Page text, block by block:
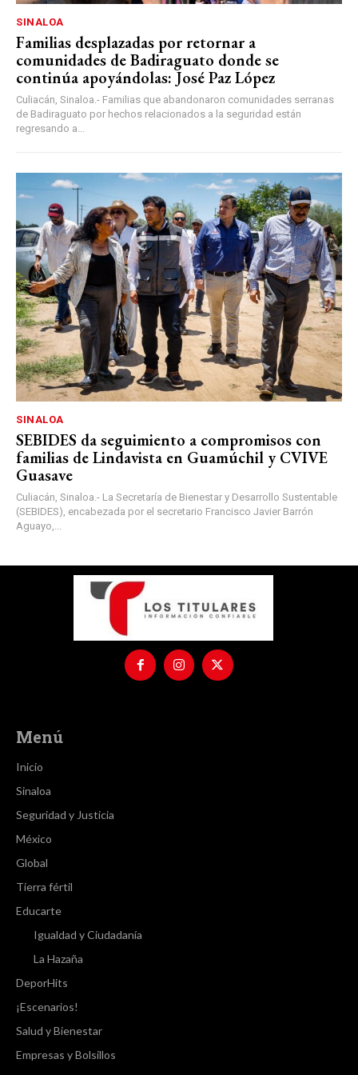
SINALOA
Familias desplazadas por retornar a
comunidades de Badiraguato donde se
continúa apoyándolas: José Paz López
Culiacán, Sinaloa.- Familias que abandonaron comunidades serranas
de Badiraguato por hechos relacionados a la seguridad están
regresando a...
SINALOA
SEBIDES da seguimiento a compromisos con
familias de Lindavista en Guamúchil y CVIVE
Guasave
Culiacán, Sinaloa.- La Secretaría de Bienestar y Desarrollo Sustentable
(SEBIDES), encabezada por el secretario Francisco Javier Barrón
Aguayo,...
Menú
Inicio
Sinaloa
Seguridad y Justicia
México
Global
Tierra fértil
Educarte
Igualdad y Ciudadanía
La Hazaña
DeporHits
¡Escenarios!
Salud y Bienestar
Empresas y Bolsillos